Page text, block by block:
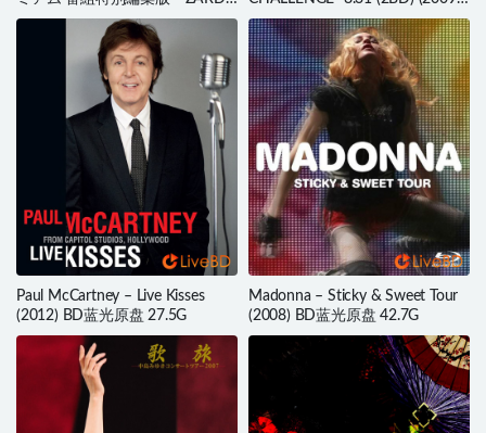
よ 永遠なれ 坂井泉水の歌はこう
生まれた」(2021) BD蓝光原盘
BD蓝光原盘 86.1G
Paul McCartney – Live Kisses
(2012) BD蓝光原盘 27.5G
Madonna – Sticky & Sweet Tour
(2008) BD蓝光原盘 42.7G